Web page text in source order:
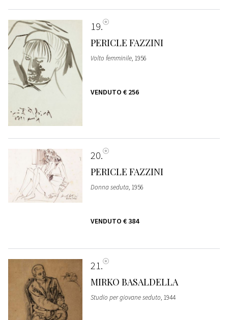
19
PERICLE FAZZINI
Volto femminile, 1956
VENDUTO € 256
20
PERICLE FAZZINI
Donna seduta, 1956
VENDUTO € 384
21
MIRKO BASALDELLA
Studio per giovane seduto, 1944